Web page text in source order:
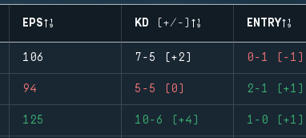
EPS KD (+/-) ENTRY
106 7-5 (+2) 0-1 (-1)
94 5-5 (0) 2-1 (+1)
125 10-6 (+4) 1-0 (+1)